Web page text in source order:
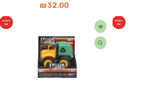
₪32.00
המלאי
אזל
המלאי
אזל